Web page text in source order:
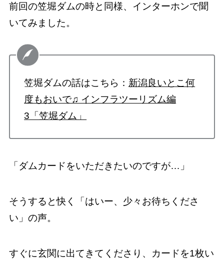
前回の笠堀ダムの時と同様、インターホンで聞
いてみました。
笠堀ダムの話はこちら： 新潟良いとこ何
度もおいで♫ インフラツーリズム編
3「笠堀ダム」
「ダムカードをいただきたいのですが…」
そうすると快く「はいー、少々お待ちくださ
い」の声。
すぐに玄関に出てきてくださり、カードを1枚い